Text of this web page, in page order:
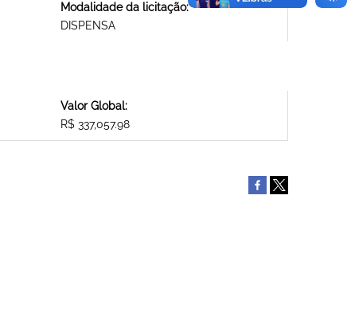
Modalidade da licitação:
DISPENSA
Valor Global:
R$ 337,057.98